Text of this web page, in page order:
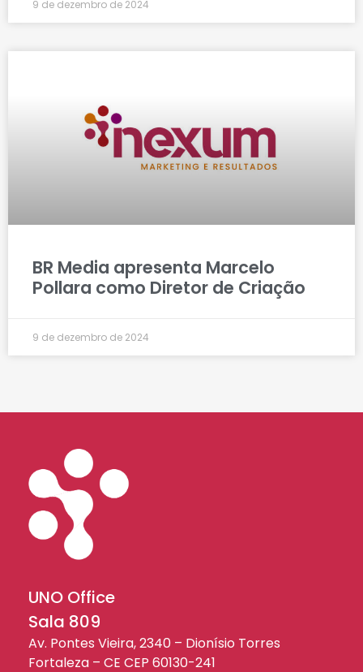
9 de dezembro de 2024
BR Media apresenta Marcelo
Pollara como Diretor de Criação
9 de dezembro de 2024
UNO Office
Sala 809
Av. Pontes Vieira, 2340 – Dionísio Torres
Fortaleza – CE CEP 60130-241